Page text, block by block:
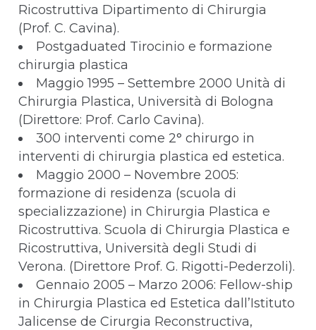
Ricostruttiva Dipartimento di Chirurgia
(Prof. C. Cavina).
Postgaduated Tirocinio e formazione
chirurgia plastica
Maggio 1995 – Settembre 2000 Unità di
Chirurgia Plastica, Università di Bologna
(Direttore: Prof. Carlo Cavina).
300 interventi come 2° chirurgo in
interventi di chirurgia plastica ed estetica.
Maggio 2000 – Novembre 2005:
formazione di residenza (scuola di
specializzazione) in Chirurgia Plastica e
Ricostruttiva. Scuola di Chirurgia Plastica e
Ricostruttiva, Università degli Studi di
Verona. (Direttore Prof. G. Rigotti-Pederzoli).
Gennaio 2005 – Marzo 2006: Fellow-ship
in Chirurgia Plastica ed Estetica dall’Istituto
Jalicense de Cirurgia Reconstructiva,